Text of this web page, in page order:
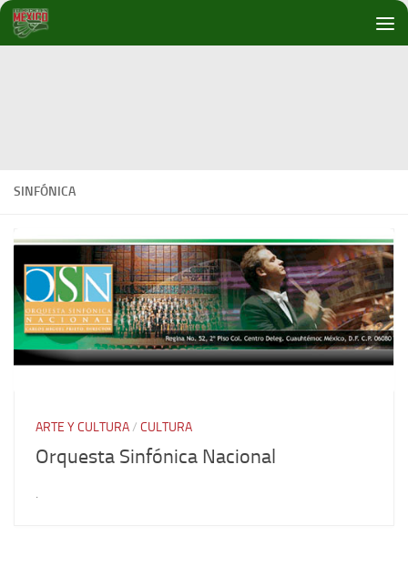
Debajo del contenido
SINFÓNICA
ARTE Y CULTURA/ CULTURA
Orquesta Sinfónica Nacional
.